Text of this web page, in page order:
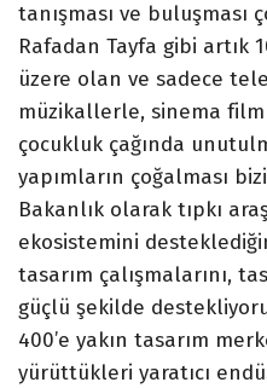
tanışması ve buluşması
Rafadan Tayfa gibi artık
üzere olan ve sadece
müzikallerle, sinema
çocukluk çağında
yapımların çoğalması
Bakanlık olarak tıpkı
ekosistemini
tasarım çalışmalarını,
güçlü şekilde
400’e yakın tasarım
yürüttükleri yaratıcı